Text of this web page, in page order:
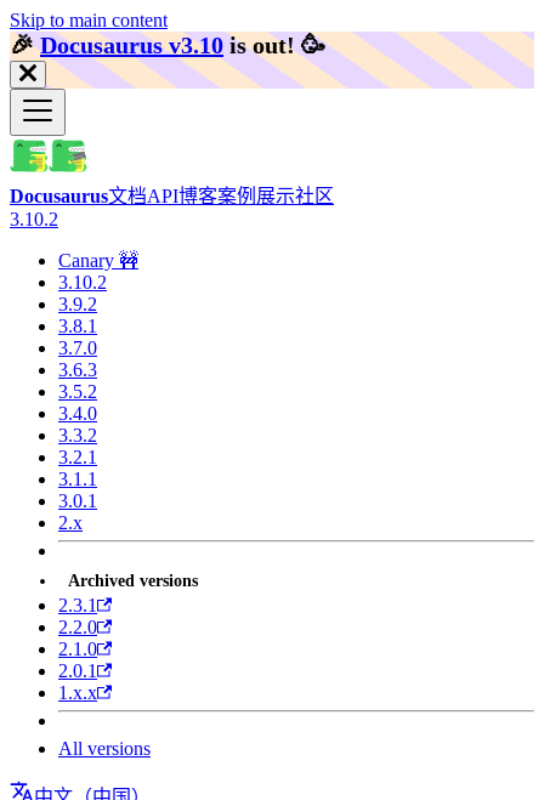
Skip to main content
🎉️Docusaurus v3.10 is out! 🥳️
Docusaurus文档API博客案例展示社区
3.10.2
Canary 🚧
3.10.2
3.9.2
3.8.1
3.7.0
3.6.3
3.5.2
3.4.0
3.3.2
3.2.1
3.1.1
3.0.1
2.x
Archived versions
2.3.1
2.2.0
2.1.0
2.0.1
1.x.x
All versions